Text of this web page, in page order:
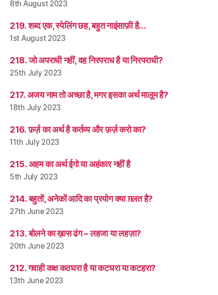
8th August 2023
219. शब्द एक, स्पेलिंग छह, बहुत नाइंसाफ़ी है…
1st August 2023
218. जो अपराधी नहीं, वह निरपराध है या निरपराधी?
25th July 2023
217. अजय नाम तो अच्छा है, मगर इसका अर्थ मालूम है?
18th July 2023
216. फ़र्ज़ का अर्थ है कर्तव्य और फ़र्ज़ करो का?
11th July 2023
215. अहम का अर्थ ईगो या अहंकार नहीं है
5th July 2023
214. बहुतों, अनेकों आदि का प्रयोग क्या ग़लत है?
27th June 2023
213. बोलने का ख़ास ढंग – लहजा या लहज़ा?
20th June 2023
212. गवाही कक्ष कठघरा है या कटघरा या कटहरा?
13th June 2023